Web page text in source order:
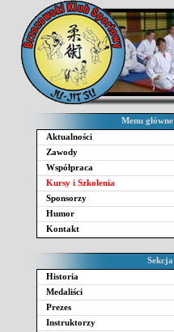
Menu główne
Aktualności
Zawody
Współpraca
Kursy i Szkolenia
Sponsorzy
Humor
Kontakt
Sekcja
Historia
Medaliści
Prezes
Instruktorzy